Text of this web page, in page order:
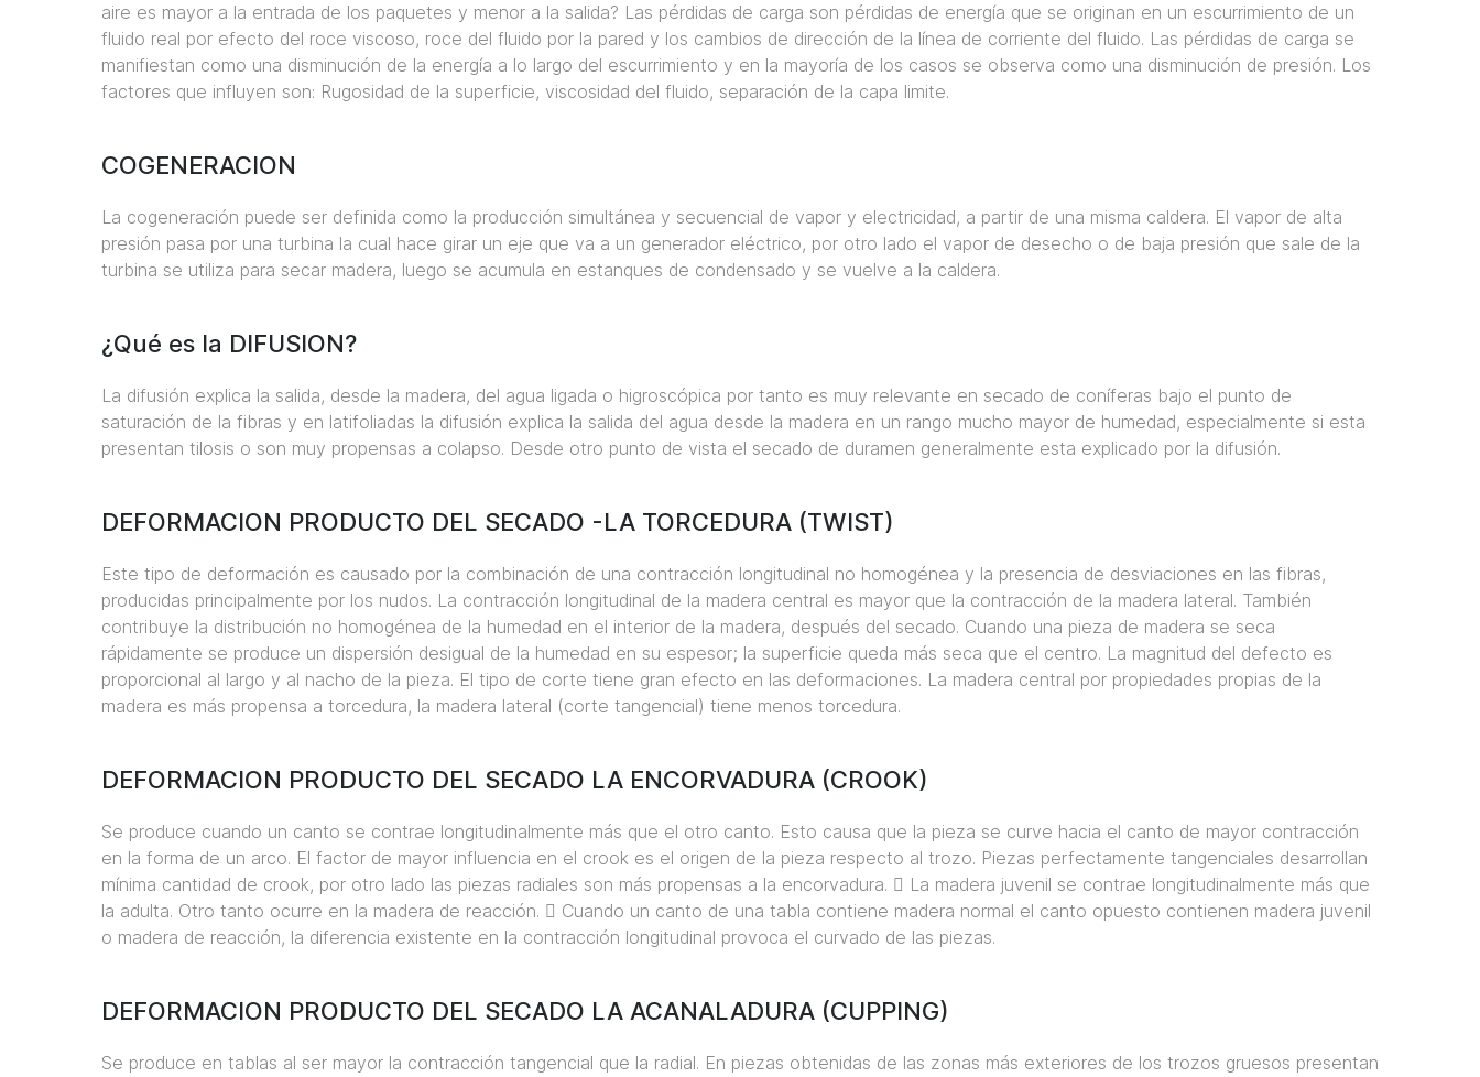
aire es mayor a la entrada de los paquetes y menor a la salida? Las pérdidas de carga son pérdidas de energía que se originan en un escurrimiento de un
fluido real por efecto del roce viscoso, roce del fluido por la pared y los cambios de dirección de la línea de corriente del fluido. Las pérdidas de carga se
manifiestan como una disminución de la energía a lo largo del escurrimiento y en la mayoría de los casos se observa como una disminución de presión. Los
factores que influyen son: Rugosidad de la superficie, viscosidad del fluido, separación de la capa limite.
COGENERACION
La cogeneración puede ser definida como la producción simultánea y secuencial de vapor y electricidad, a partir de una misma caldera. El vapor de alta
presión pasa por una turbina la cual hace girar un eje que va a un generador eléctrico, por otro lado el vapor de desecho o de baja presión que sale de la
turbina se utiliza para secar madera, luego se acumula en estanques de condensado y se vuelve a la caldera.
¿Qué es la DIFUSION?
La difusión explica la salida, desde la madera, del agua ligada o higroscópica por tanto es muy relevante en secado de coníferas bajo el punto de
saturación de la fibras y en latifoliadas la difusión explica la salida del agua desde la madera en un rango mucho mayor de humedad, especialmente si esta
presentan tilosis o son muy propensas a colapso. Desde otro punto de vista el secado de duramen generalmente esta explicado por la difusión.
DEFORMACION PRODUCTO DEL SECADO -LA TORCEDURA (TWIST)
Este tipo de deformación es causado por la combinación de una contracción longitudinal no homogénea y la presencia de desviaciones en las fibras,
producidas principalmente por los nudos. La contracción longitudinal de la madera central es mayor que la contracción de la madera lateral. También
contribuye la distribución no homogénea de la humedad en el interior de la madera, después del secado. Cuando una pieza de madera se seca
rápidamente se produce un dispersión desigual de la humedad en su espesor; la superficie queda más seca que el centro. La magnitud del defecto es
proporcional al largo y al nacho de la pieza. El tipo de corte tiene gran efecto en las deformaciones. La madera central por propiedades propias de la
madera es más propensa a torcedura, la madera lateral (corte tangencial) tiene menos torcedura.
DEFORMACION PRODUCTO DEL SECADO LA ENCORVADURA (CROOK)
Se produce cuando un canto se contrae longitudinalmente más que el otro canto. Esto causa que la pieza se curve hacia el canto de mayor contracción
en la forma de un arco. El factor de mayor influencia en el crook es el origen de la pieza respecto al trozo. Piezas perfectamente tangenciales desarrollan
mínima cantidad de crook, por otro lado las piezas radiales son más propensas a la encorvadura. 􀂃 La madera juvenil se contrae longitudinalmente más que
la adulta. Otro tanto ocurre en la madera de reacción. 􀂃 Cuando un canto de una tabla contiene madera normal el canto opuesto contienen madera juvenil
o madera de reacción, la diferencia existente en la contracción longitudinal provoca el curvado de las piezas.
DEFORMACION PRODUCTO DEL SECADO LA ACANALADURA (CUPPING)
Se produce en tablas al ser mayor la contracción tangencial que la radial. En piezas obtenidas de las zonas más exteriores de los trozos gruesos presentan